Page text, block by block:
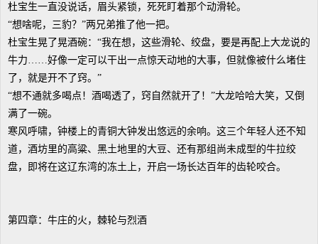
杜宝生一直没说话，眉头紧锁，死死盯着那个动滑轮。
“想啥呢，三豹？”两兄弟推了他一把。
杜宝生晃了晃酒碗：“我在想，这些滑轮、绞盘，要是再配上大龙说的
牛力……好像一定可以干出一点惊天动地的大事，但就像被什么堵住
了，就是开不了窍。”
“想不通就多喝点！酒喝透了，窍自然就开了！”大龙哈哈大笑，又倒
满了一碗。
寒风呼啸，钟楼上的青铜大钟发出悠远的余响。这三个年轻人还不知
道，酒坊里的高粱、黑土地里的大豆、还有那组尚未成型的牛拉绞
盘，即将在这辽东湾的冻土上，开启一场长达百年的齿轮咬合。
第四章：牛庄的火，棘轮与烈酒